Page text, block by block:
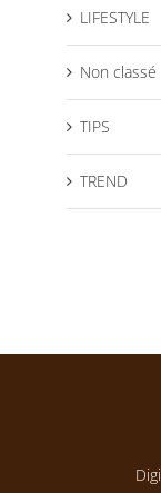
LIFESTYLE
Non classé
TIPS
TREND